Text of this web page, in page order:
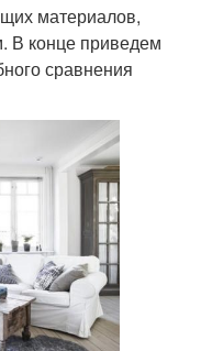
материалов,
В конце приведем
сравнения